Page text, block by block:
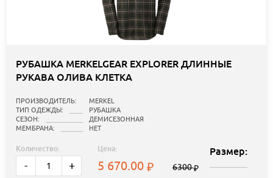
РУБАШКА MERKELGEAR EXPLORER ДЛИННЫЕ
РУКАВА ОЛИВА КЛЕТКА
ПРОИЗВОДИТЕЛЬ:
MERKEL
ТИП ОДЕЖДЫ:
РУБАШКА
СЕЗОН:
ДЕМИСЕЗОННАЯ
МЕМБРАНА:
НЕТ
Количество:
- +
Цена:
5 670.00 6300
Размер: